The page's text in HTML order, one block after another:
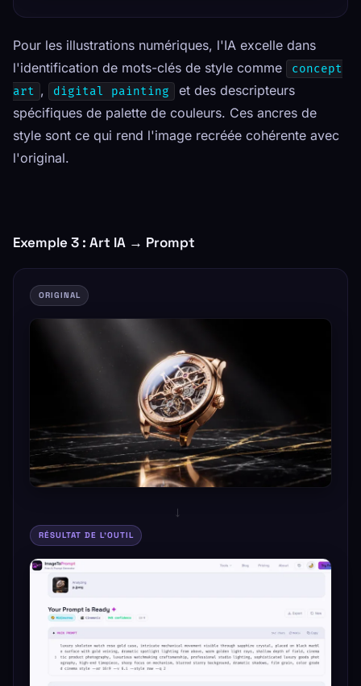
Pour les illustrations numériques, l'IA excelle dans
l'identification de mots-clés de style comme
concept
art , digital painting
et des descripteurs
spécifiques de palette de couleurs. Ces ancres de
style sont ce qui rend l'image recréée cohérente avec
l'original.
Exemple 3 : Art IA → Prompt
ORIGINAL
→
RÉSULTAT DE L'OUTIL